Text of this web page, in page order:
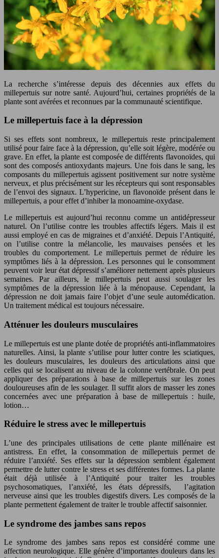
La recherche s’intéresse depuis des décennies aux effets du
millepertuis sur notre santé. Aujourd’hui, certaines propriétés de la
plante sont avérées et reconnues par la communauté scientifique.
Le millepertuis face à la dépression
Si ses effets sont nombreux, le millepertuis reste principalement
utilisé pour faire face à la dépression, qu’elle soit légère, modérée ou
grave. En effet, la plante est composée de différents flavonoïdes, qui
sont des composés antioxydants majeurs. Une fois dans le sang, les
composants du millepertuis agissent positivement sur notre système
nerveux, et plus précisément sur les récepteurs qui sont responsables
de l’envoi des signaux. L’hypericine, un flavonoïde présent dans le
millepertuis, a pour effet d’inhiber la monoamine-oxydase.
Le millepertuis est aujourd’hui reconnu comme un antidépresseur
naturel. On l’utilise contre les troubles affectifs légers. Mais il est
aussi employé en cas de migraines et d’anxiété. Depuis l’Antiquité,
on l’utilise contre la mélancolie, les mauvaises pensées et les
troubles du comportement. Le millepertuis permet de réduire les
symptômes liés à la dépression. Les personnes qui le consomment
peuvent voir leur état dépressif s’améliorer nettement après plusieurs
semaines. Par ailleurs, le millepertuis peut aussi soulager les
symptômes de la dépression liée à la ménopause. Cependant, la
dépression ne doit jamais faire l’objet d’une seule automédication.
Un traitement médical est toujours nécessaire.
Atténuer les douleurs musculaires
Le millepertuis est une plante dotée de propriétés anti-inflammatoires
naturelles. Ainsi, la plante s’utilise pour lutter contre les sciatiques,
les douleurs musculaires, les douleurs des articulations ainsi que
celles qui se localisent au niveau de la colonne vertébrale. On peut
appliquer des préparations à base de millepertuis sur les zones
douloureuses afin de les soulager. Il suffit alors de masser les zones
concernées avec une préparation à base de millepertuis : huile,
lotion…
Réduire le stress avec le millepertuis
L’une des principales utilisations de cette plante millénaire est
antistress. En effet, la consommation de millepertuis permet de
réduire l’anxiété. Ses effets sur la dépression semblent également
permettre de lutter contre le stress et ses différentes formes. La plante
était déjà utilisée à l’Antiquité pour traiter les troubles
psychosomatiques, l’anxiété, les états dépressifs, l’agitation
nerveuse ainsi que les troubles digestifs divers. Les composés de la
plante permettent également de traiter le trouble affectif saisonnier.
Le syndrome des jambes sans repos
Le syndrome des jambes sans repos est considéré comme une
affection neurologique. Elle génère d’importantes douleurs dans les